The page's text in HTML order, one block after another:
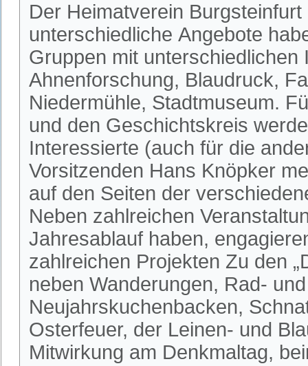
Der Heimatverein
unterschiedliche Angebote
Gruppen mit
Ahnenforschung, Blaudruck,
Niedermühle, Stadtmuseum.
und den Geschichtskreis
Interessierte (auch für die
Vorsitzenden Hans Knöpker
auf den Seiten der
Neben zahlreichen
Jahresablauf haben,
zahlreichen Projekten Zu den
neben Wanderungen, Rad-
Neujahrskuchenbacken,
Osterfeuer, der Leinen- und
Mitwirkung am Denkmaltag,